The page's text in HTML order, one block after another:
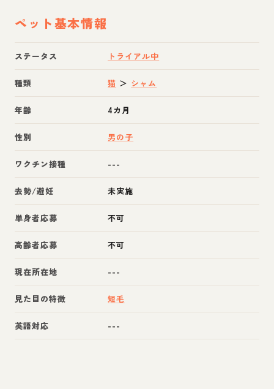
ペット基本情報
ステータス トライアル中
種類 猫 ＞ シャム
年齢 4カ月
性別 男の子
ワクチン接種 ---
去勢/避妊 未実施
単身者応募 不可
高齢者応募 不可
現在所在地 ---
見た目の特徴 短毛
英語対応 ---